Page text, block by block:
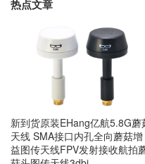
新到货原装EHang亿航5.8G蘑菇
天线 SMA接口内孔全向蘑菇增
益图传天线FPV发射接收航拍蘑
菇头图传天线3dbi